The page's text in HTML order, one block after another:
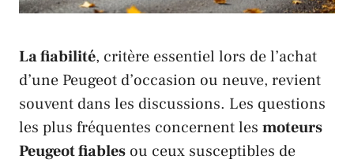
La fiabilité, critère essentiel lors de l’achat
d’une Peugeot d’occasion ou neuve, revient
souvent dans les discussions. Les questions
les plus fréquentes concernent les moteurs
Peugeot fiables ou ceux susceptibles de